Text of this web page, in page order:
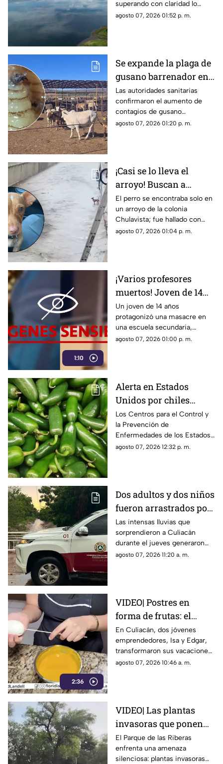
2025
superando con claridad lo
registrado el año pasado 2025
agosto 07, 2026 01:52 p. m.
Se expande la plaga de
gusano barrenador en
Sinaloa: Suman 22
animales infectados
Las autoridades sanitarias
confirmaron el aumento de
contagios de gusano
barrenador en Sinaloa,
agosto 07, 2026 01:20 p. m.
¡Casi se lo lleva el
arroyo! Buscan a
dueños de perrito
rescatado tras lluvias
en Culiacán
El perro se encontraba solo en
un arroyo de la colonia
Chulavista; fue hallado con
collar, pero no se tiene
agosto 07, 2026 01:04 p. m.
1:10
¡Varios profesores
muertos! Joven de 14
años asesina a sus
abuelos y hace tiroteo
en una secundaria
(VIDEO)
Un joven de 14 años
protagonizó una masacre en
una escuela secundaria,
dejando al menos siete
agosto 07, 2026 01:00 p. m.
Alerta en Estados
Unidos por chiles
jalapeños de Sinaloa:
Suman más de 300
enfermos por
Salmonella
Los Centros para el Control y
la Prevención de
Enfermedades de los Estados
Unidos (CDC) emitieron una
agosto 07, 2026 12:32 p. m.
Dos adultos y dos niños
fueron arrastrados por
un arroyo durante
intensas lluvias en
Culiacán
Las intensas lluvias que
sorprendieron a Culiacán
durante el jueves generaron
más de 20 emergencias en
agosto 07, 2026 11:20 a. m.
2:36
VIDEO| Postres en
forma de frutas: el
emprendimiento viral
de dos jóvenes en
Culiacán
En Culiacán, dos jóvenes
emprendedores, Isa y Edgar,
transformaron sus vacaciones
en un viral negocio de postres
agosto 07, 2026 10:46 a. m.
VIDEO| Las plantas
invasoras que ponen
en riesgo el Parque de
las Riberas en Culiacán
El Parque de las Riberas
enfrenta una amenaza
silenciosa: plantas invasoras